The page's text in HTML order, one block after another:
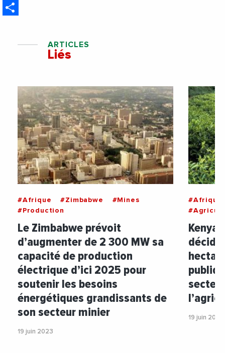
ARTICLES
Liés
#Afrique #Zimbabwe
#Mines
#Production
Le Zimbabwe prévoit
d’augmenter de 2 300 MW sa
capacité de production
électrique d’ici 2025 pour
soutenir les besoins
énergétiques grandissants de
son secteur minier
19 juin 2023
#Afrique
Kenya
décidé
19 juin 2023